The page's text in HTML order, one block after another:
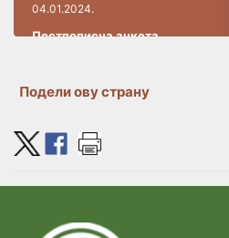
04.01.2024.
Постпописнa анкетa
РАД ИНФО-ЦЕНТРА
19.09.2023.
ПОПИСУ ПОЉОПРИВРЕДЕ 2023
07.09.2023.
Подели ову страну